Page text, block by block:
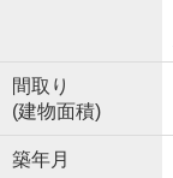
間取り
(建物面積)
築年月